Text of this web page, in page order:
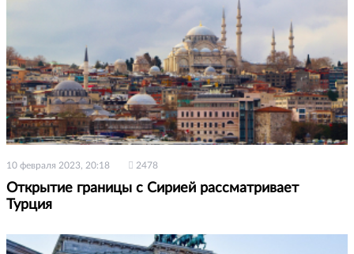
10 февраля 2023, 20:18 2478
Открытие границы с Сирией рассматривает
Турция